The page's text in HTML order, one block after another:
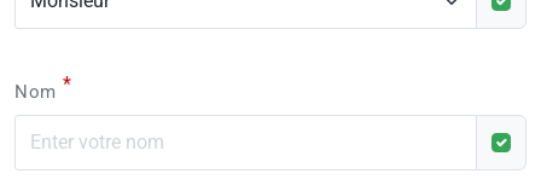
Nom *